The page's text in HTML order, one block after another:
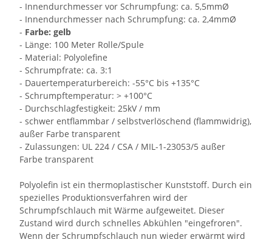
- Innendurchmesser vor Schrumpfung: ca. 5,5mmØ
- Innendurchmesser nach Schrumpfung: ca. 2,4mmØ
- Farbe: gelb
- Länge: 100 Meter Rolle/Spule
- Material: Polyolefine
- Schrumpfrate: ca. 3:1
- Dauertemperaturbereich: -55°C bis +135°C
- Schrumpftemperatur: > +100°C
- Durchschlagfestigkeit: 25kV / mm
- schwer entflammbar / selbstverlöschend (flammwidrig),
außer Farbe transparent
- Zulassungen: UL 224 / CSA / MIL-1-23053/5 außer
Farbe transparent
Polyolefin ist ein thermoplastischer Kunststoff. Durch ein
spezielles Produktionsverfahren wird der
Schrumpfschlauch mit Wärme aufgeweitet. Dieser
Zustand wird durch schnelles Abkühlen "eingefroren".
Wenn der Schrumpfschlauch nun wieder erwärmt wird